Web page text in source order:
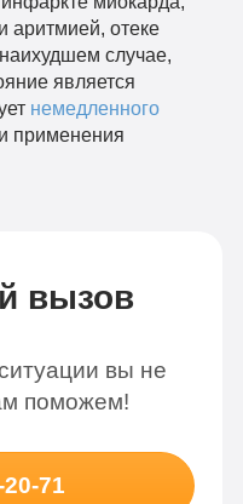
аритмией, отеке
случае,
является
немедленного
и применения
вызов
вы не
поможем!
71